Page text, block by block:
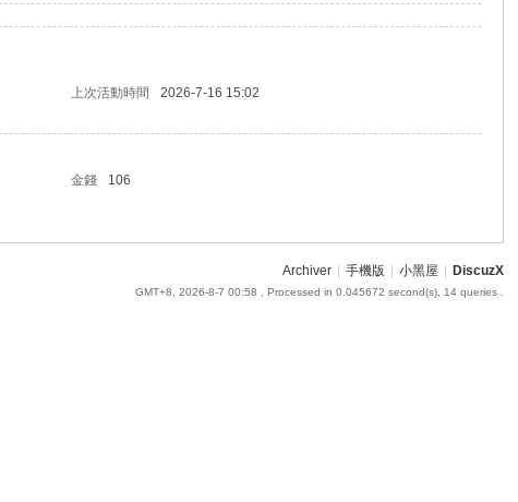
上次活動時間
2026-7-16 15:02
金錢
106
Archiver 手機版 小黑屋 DiscuzX
GMT+8, 2026-8-7 00:58 , Processed in 0.045672 second(s), 14 queries .